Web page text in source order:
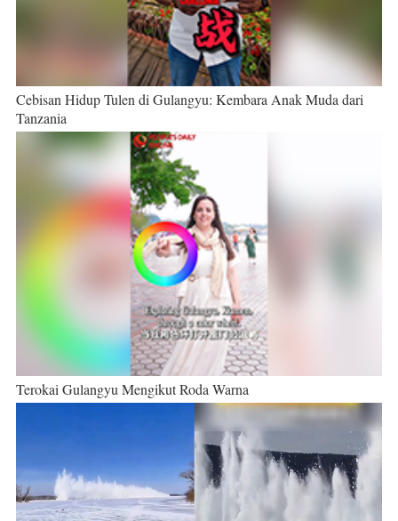
Cebisan Hidup Tulen di Gulangyu: Kembara Anak Muda dari
Tanzania
Terokai Gulangyu Mengikut Roda Warna